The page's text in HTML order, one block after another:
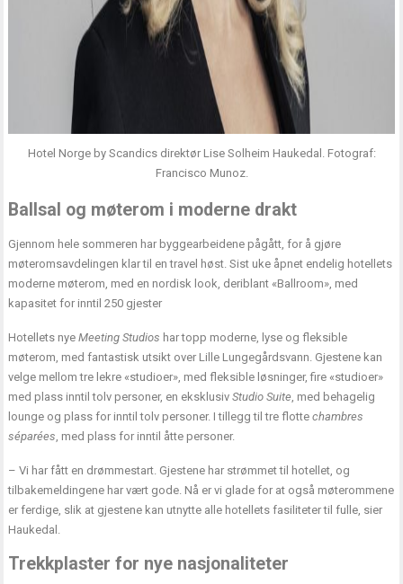
Hotel Norge by Scandics direktør Lise Solheim Haukedal. Fotograf:
Francisco Munoz.
Ballsal og møterom i moderne drakt
Gjennom hele sommeren har byggearbeidene pågått, for å gjøre
møteromsavdelingen klar til en travel høst. Sist uke åpnet endelig hotellets
moderne møterom, med en nordisk look, deriblant «Ballroom», med
kapasitet for inntil 250 gjester
Hotellets nyeMeeting Studios har topp moderne, lyse og fleksible
møterom, med fantastisk utsikt over Lille Lungegårdsvann. Gjestene kan
velge mellom tre lekre «studioer», med fleksible løsninger, fire «studioer»
med plass inntil tolv personer, en eksklusivStudio Suite, med behagelig
lounge og plass for inntil tolv personer. I tillegg til tre flottechambres
séparées, med plass for inntil åtte personer.
– Vi har fått en drømmestart. Gjestene har strømmet til hotellet, og
tilbakemeldingene har vært gode. Nå er vi glade for at også møterommene
er ferdige, slik at gjestene kan utnytte alle hotellets fasiliteter til fulle, sier
Haukedal.
Trekkplaster for nye nasjonaliteter